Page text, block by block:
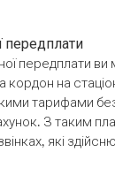
передплати
передплати
на
тарифами без
З таким
які